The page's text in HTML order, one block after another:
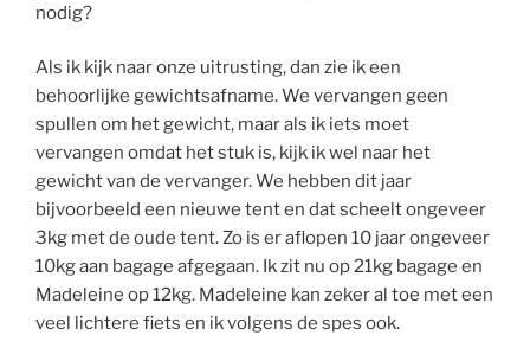
nodig?
Als ik kijk naar onze uitrusting, dan zie ik een
behoorlijke gewichtsafname. We vervangen geen
spullen om het gewicht, maar als ik iets moet
vervangen omdat het stuk is, kijk ik wel naar het
gewicht van de vervanger. We hebben dit jaar
bijvoorbeeld een nieuwe tent en dat scheelt ongeveer
3kg met de oude tent. Zo is er aflopen 10 jaar ongeveer
10kg aan bagage afgegaan. Ik zit nu op 21kg bagage en
Madeleine op 12kg. Madeleine kan zeker al toe met een
veel lichtere fiets en ik volgens de spes ook.